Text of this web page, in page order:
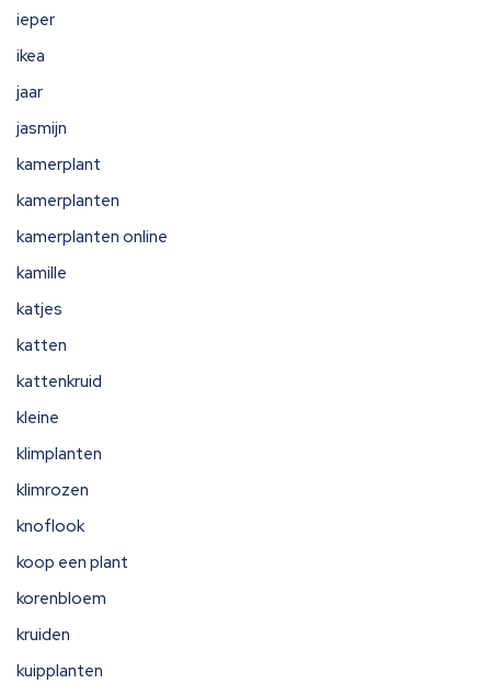
ieper
ikea
jaar
jasmijn
kamerplant
kamerplanten
kamerplanten online
kamille
katjes
katten
kattenkruid
kleine
klimplanten
klimrozen
knoflook
koop een plant
korenbloem
kruiden
kuipplanten